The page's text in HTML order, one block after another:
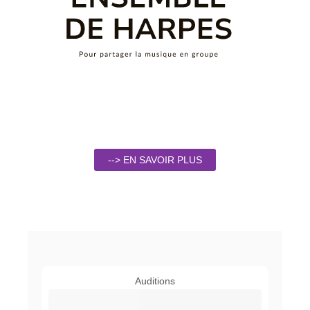
--> EN SAVOIR PLUS
Auditions